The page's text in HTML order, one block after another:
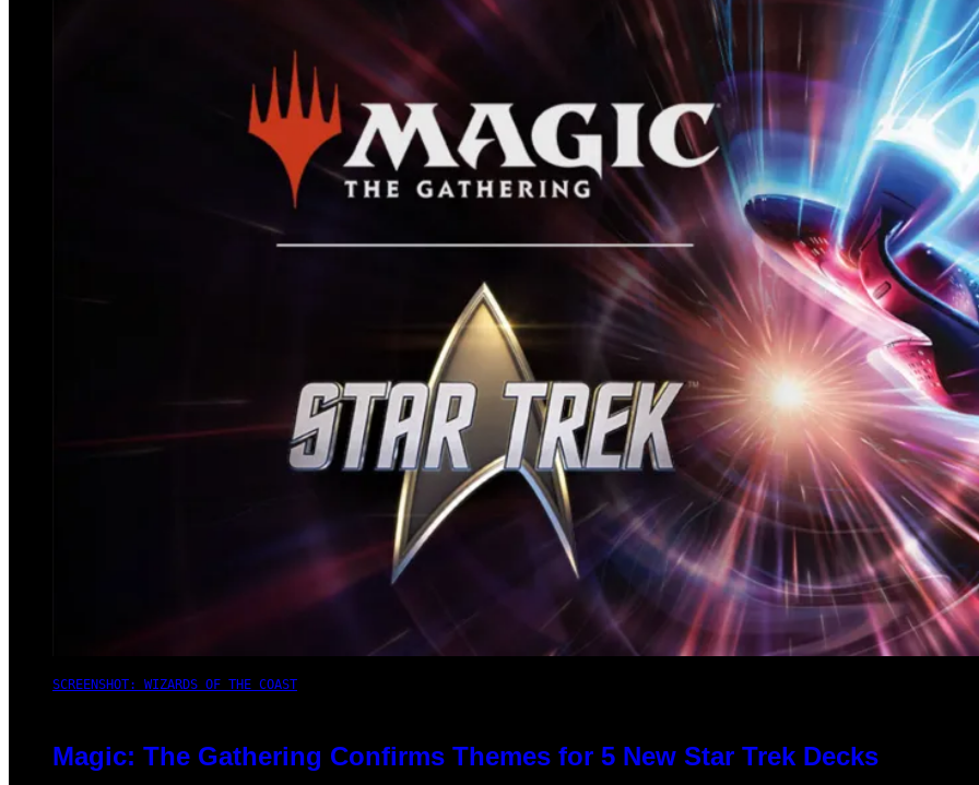
SCREENSHOT: WIZARDS OF THE COAST
Magic: The Gathering Confirms Themes for 5 New Star Trek Decks